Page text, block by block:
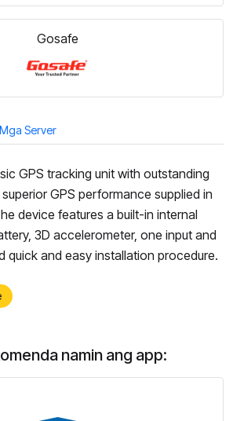
Gosafe
Mga Server
GPS tracking unit with outstanding
GPS performance supplied in
device features a built-in internal
3D accelerometer, one input and
quick and easy installation procedure.
namin ang app: